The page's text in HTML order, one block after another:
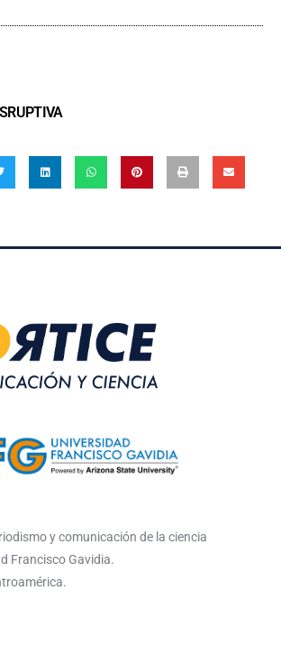
y comunicación de la ciencia
Francisco Gavidia.